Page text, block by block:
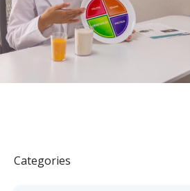
Categories